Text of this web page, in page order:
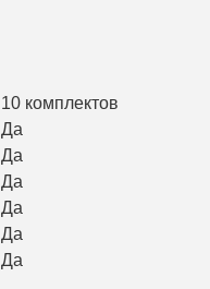
10 комплектов
Да
Да
Да
Да
Да
Да